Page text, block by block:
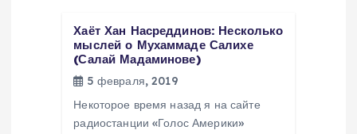
Хаёт Хан Насреддинов: Несколько
мыслей о Мухаммаде Салихе
(Салай Мадаминове)
5 февраля, 2019
Некоторое время назад я на сайте
радиостанции «Голос Америки»